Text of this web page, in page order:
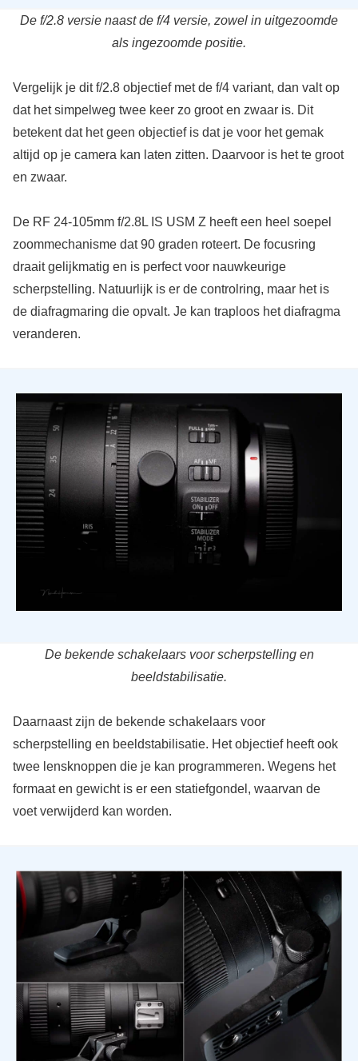
De f/2.8 versie naast de f/4 versie, zowel in uitgezoomde
als ingezoomde positie.
Vergelijk je dit f/2.8 objectief met de f/4 variant, dan valt op
dat het simpelweg twee keer zo groot en zwaar is. Dit
betekent dat het geen objectief is dat je voor het gemak
altijd op je camera kan laten zitten. Daarvoor is het te groot
en zwaar.
De RF 24-105mm f/2.8L IS USM Z heeft een heel soepel
zoommechanisme dat 90 graden roteert. De focusring
draait gelijkmatig en is perfect voor nauwkeurige
scherpstelling. Natuurlijk is er de controlring, maar het is
de diafragmaring die opvalt. Je kan traploos het diafragma
veranderen.
De bekende schakelaars voor scherpstelling en
beeldstabilisatie.
Daarnaast zijn de bekende schakelaars voor
scherpstelling en beeldstabilisatie. Het objectief heeft ook
twee lensknoppen die je kan programmeren. Wegens het
formaat en gewicht is er een statiefgondel, waarvan de
voet verwijderd kan worden.